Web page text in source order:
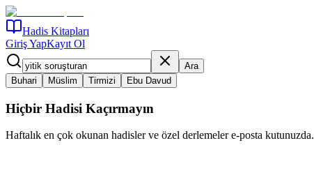
Hadis Kitapları
Giriş YapKayıt Ol
Ara
Buhari
Müslim Tirmizi Ebu Davud
Hiçbir Hadisi Kaçırmayın
Haftalık en çok okunan hadisler ve özel derlemeler e-posta kutunuzda.